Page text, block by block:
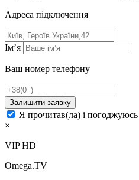
Адресa підключення
Ім’я
Ваш номер телефону
Залишити заявку
Я прочитав(ла) і
×
VIP HD
Omega.TV